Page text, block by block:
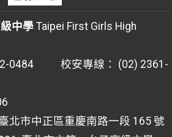
中學Taipei First Girls High
0484 校安專線： (02) 2361-
北市中正區重慶南路一段 165 號